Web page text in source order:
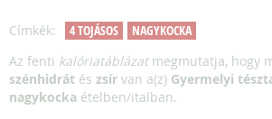
Címkék: 4 TOJÁSOS
NAGYKOCKA
Az fenti kalóriatáblázatmegmutatja, hogy
szénhidrát és zsír van a(z) Gyermelyi
nagykocka ételben/italban.